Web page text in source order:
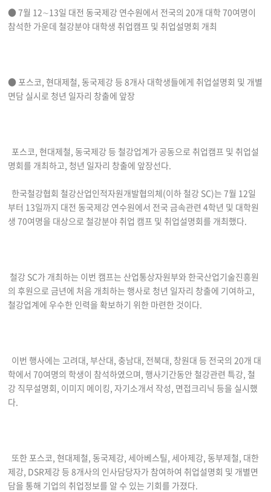
● 7월 12∼13일 대전 동국제강 연수원에서 전국의 20개 대학 70여명이
참석한 가운데 철강분야 대학생 취업캠프 및 취업설명회 개최
● 포스코, 현대제철, 동국제강 등 8개사 대학생들에게 취업설명회 및 개별
면담 실시로 청년 일자리 창출에 앞장
포스코, 현대제철, 동국제강 등 철강업계가 공동으로 취업캠프 및 취업설
명회를 개최하고, 청년 일자리 창출에 앞장선다.
한국철강협회 철강산업인적자원개발협의체(이하 철강 SC)는 7월 12일
부터 13일까지 대전 동국제강 연수원에서 전국 금속관련 4학년 및 대학원
생 70여명을 대상으로 철강분야 취업 캠프 및 취업설명회를 개최했다.
철강 SC가 개최하는 이번 캠프는 산업통상자원부와 한국산업기술진흥원
의 후원으로 금년에 처음 개최하는 행사로 청년 일자리 창출에 기여하고,
철강업계에 우수한 인력을 확보하기 위한 마련한 것이다.
이번 행사에는 고려대, 부산대, 충남대, 전북대, 창원대 등 전국의 20개 대
학에서 70여명의 학생이 참석하였으며, 행사기간동안 철강관련 특강, 철
강 직무설명회, 이미지 메이킹, 자기소개서 작성, 면접크리닉 등을 실시했
다.
또한 포스코, 현대제철, 동국제강, 세아베스틸, 세아제강, 동부제철, 대한
제강, DSR제강 등 8개사의 인사담당자가 참여하여 취업설명회 및 개별면
담을 통해 기업의 취업정보를 알 수 있는 기회를 가졌다.